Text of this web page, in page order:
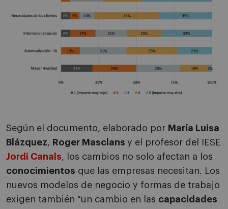
Según el documento, elaborado por María Luisa
Blázquez, Roger Masclans y el profesor del IESE
Jordi Canals, los cambios no solo afectan a los
conocimientos que las empresas necesitan. Los
nuevos modelos de negocio y formas de trabajo
exigen también "un cambio en las capacidades